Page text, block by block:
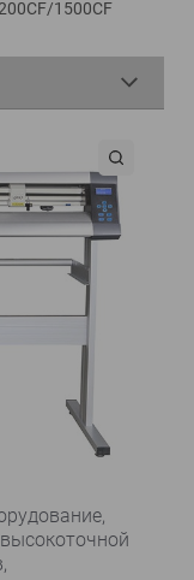
1500CF